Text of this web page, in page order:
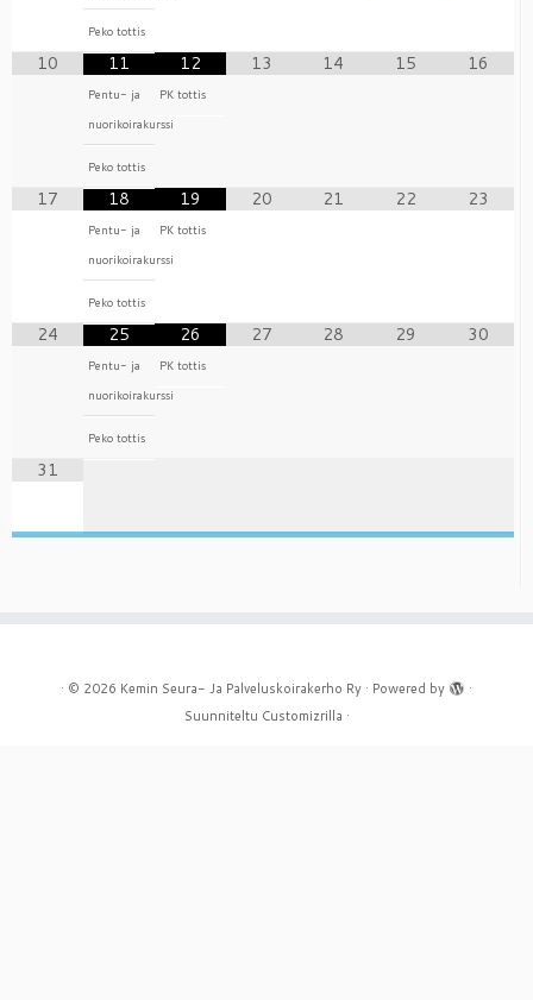
Peko tottis
10 11
Pentu- ja
nuorikoirakurssi
Peko tottis
12
PK tottis
13 14 15 16
17 18
Pentu- ja
nuorikoirakurssi
Peko tottis
19
PK tottis
20 21 22 23
24 25
Pentu- ja
nuorikoirakurssi
Peko tottis
26
PK tottis
27 28 29 30
31
· © 2026 Kemin Seura- Ja Palveluskoirakerho Ry · Powered by
·
Suunniteltu Customizrilla ·